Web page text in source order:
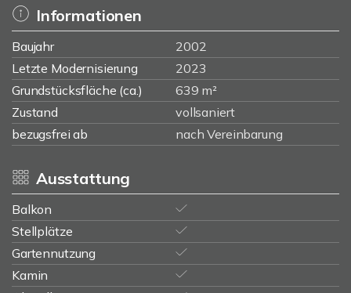
Informationen
Baujahr
2002
Letzte Modernisierung
2023
Grundstücksfläche (ca.)
639 m²
Zustand
vollsaniert
bezugsfrei ab
nach Vereinbarung
Ausstattung
Balkon
Stellplätze
Gartennutzung
Kamin